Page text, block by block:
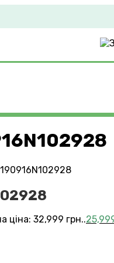
ціна: 32,999 грн..